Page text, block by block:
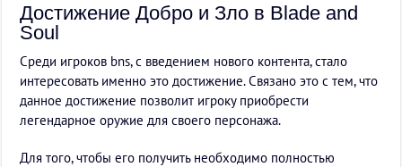
Достижение Добро и Зло в Blade and
Soul
Среди игроков bns, с введением нового контента, стало
интересовать именно это достижение. Связано это с тем, что
данное достижение позволит игроку приобрести
легендарное оружие для своего персонажа.
Для того, чтобы его получить необходимо полностью